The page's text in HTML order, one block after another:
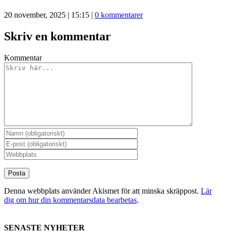
20 november, 2025 | 15:15 | 0 kommentarer
Skriv en kommentar
Kommentar
Denna webbplats använder Akismet för att minska skräppost. Lär
dig om hur din kommentarsdata bearbetas.
SENASTE NYHETER